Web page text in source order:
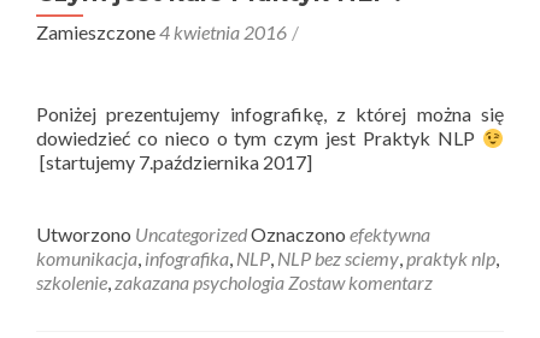
Zamieszczone4 kwietnia 2016
Poniżej prezentujemy infografikę, z której można się
dowiedzieć co nieco o tym czym jest Praktyk NLP
[startujemy 7.października 2017]
Utworzono UncategorizedOznaczono efektywna
komunikacja, infografika, NLP, NLP bez sciemy,praktyk nlp,
szkolenie,zakazana psychologia Zostaw komentarz